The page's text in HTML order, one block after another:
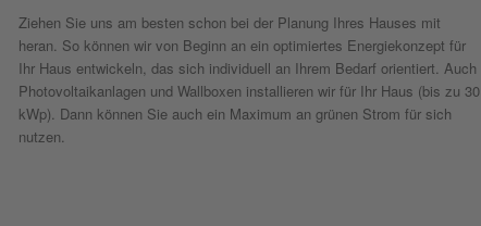
Ziehen Sie uns am besten schon bei der Planung Ihres Hauses mit
heran. So können wir von Beginn an ein optimiertes Energiekonzept für
Ihr Haus entwickeln, das sich individuell an Ihrem Bedarf orientiert. Auch
Photovoltaikanlagen und Wallboxen installieren wir für Ihr Haus (bis zu 30
kWp). Dann können Sie auch ein Maximum an grünen Strom für sich
nutzen.